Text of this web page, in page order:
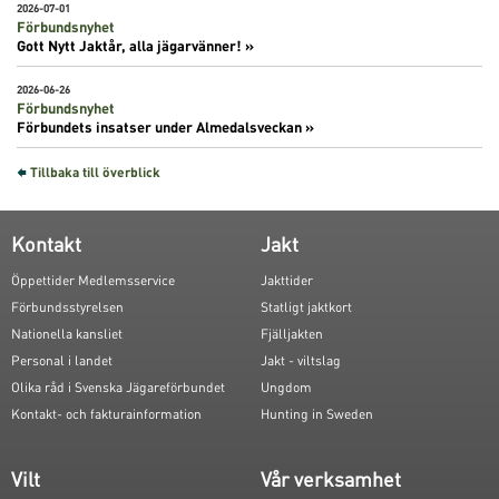
2026-07-01
Förbundsnyhet
Gott Nytt Jaktår, alla jägarvänner! »
2026-06-26
Förbundsnyhet
Förbundets insatser under Almedalsveckan »
Tillbaka till överblick
Kontakt
Öppettider Medlemsservice
Förbundsstyrelsen
Nationella kansliet
Personal i landet
Olika råd i Svenska Jägareförbundet
Kontakt- och fakturainformation
Jakt
Jakttider
Statligt jaktkort
Fjälljakten
Jakt - viltslag
Ungdom
Hunting in Sweden
Vilt Vår verksamhet